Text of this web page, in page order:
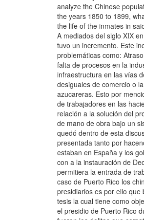
analyze the Chinese
the years 1850 to 1899,
the life of the inmates in
A mediados del siglo XIX
tuvo un incremento. Este
problemáticas como:
falta de procesos en la
infraestructura en las vías
desiguales de comercio o
azucareras. Esto por
de trabajadores en las
relación a la solución del
de mano de obra bajo un
quedó dentro de esta
presentada tanto por
estaban en España y los
con a la instauración de
permitiera la entrada de
caso de Puerto Rico los
presidiarios es por ello
tesis la cual tiene como
el presidio de Puerto Rico